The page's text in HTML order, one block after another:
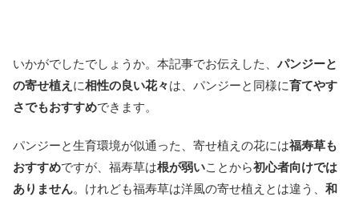
いかがでしたでしょうか。本記事でお伝えした、 パンジーと
の寄せ植え に相性の良い花々は、パンジーと同様に育てやす
さでもおすすめできます。
パンジーと生育環境が似通った、寄せ植えの花には福寿草も
おすすめですが、福寿草は根が弱いことから初心者向けでは
ありません。けれども福寿草は洋風の寄せ植えとは違う、 和